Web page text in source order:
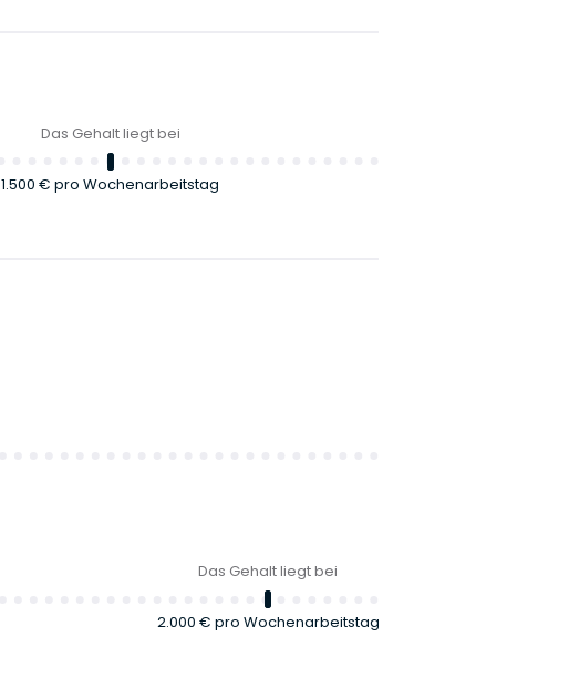
Das Gehalt liegt bei
1.500 € pro Wochenarbeitstag
Das Gehalt liegt bei
2.000 € pro Wochenarbeitstag